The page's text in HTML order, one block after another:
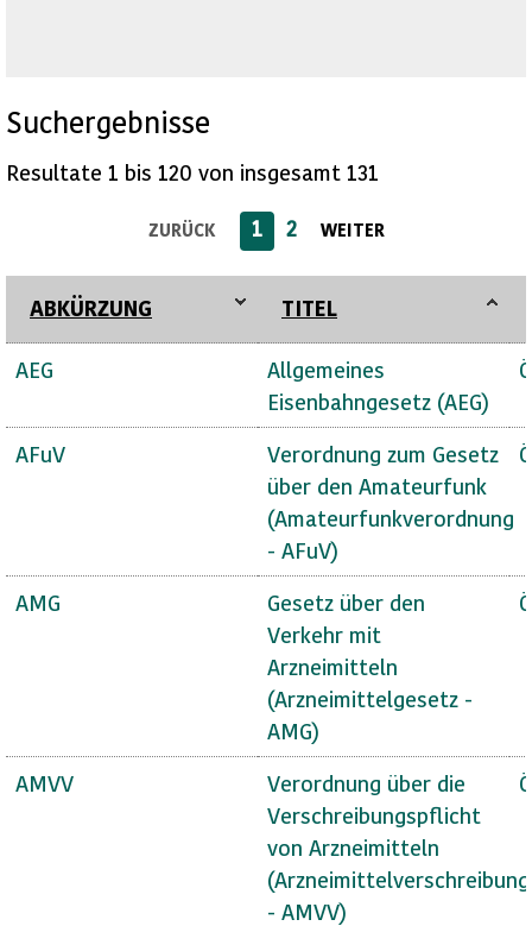
Suchergebnisse
Resultate 1 bis 120 von insgesamt 131
ZURÜCK 1 2 WEITER
ABKÜRZUNG TITEL
AEG
Allgemeines
Eisenbahngesetz (AEG)
AFuV
Verordnung zum Gesetz
über den Amateurfunk
(Amateurfunkverordnung
- AFuV)
AMG
Gesetz über den
Verkehr mit
Arzneimitteln
(Arzneimittelgesetz -
AMG)
AMVV
Verordnung über die
Verschreibungspflicht
von Arzneimitteln
- AMVV)